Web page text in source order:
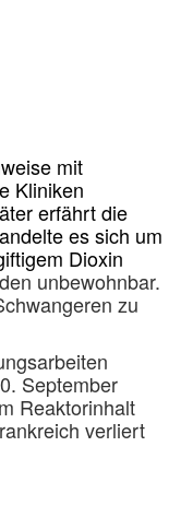
mit
Kliniken
erfährt die
es sich um
Dioxin
unbewohnbar.
zu
September
Reaktorinhalt
verliert